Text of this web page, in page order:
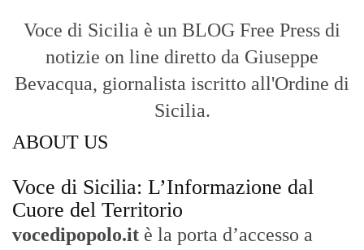
Voce di Sicilia è un BLOG Free Press di
notizie on line diretto da Giuseppe
Bevacqua, giornalista iscritto all'Ordine di
Sicilia.
ABOUT US
Voce di Sicilia: L’Informazione dal
Cuore del Territorio
vocedipopolo.it è la porta d’accesso a